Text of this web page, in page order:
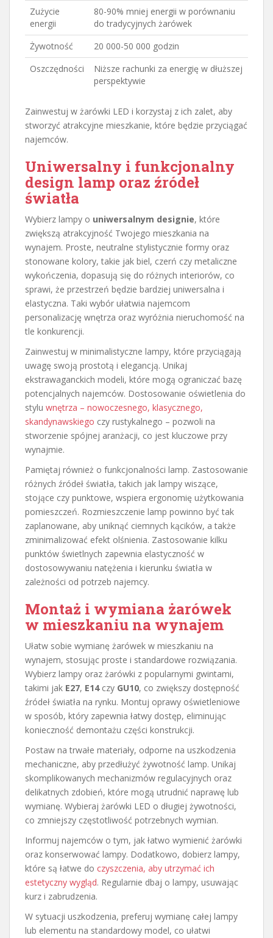
Zużycie
energii
80-90% mniej energii w porównaniu
do tradycyjnych żarówek
Żywotność
20 000-50 000 godzin
Oszczędności
Niższe rachunki za energię w dłuższej
perspektywie
Zainwestuj w żarówki LED i korzystaj z ich zalet, aby
stworzyć atrakcyjne mieszkanie, które będzie przyciągać
najemców.
Uniwersalny i funkcjonalny
design lamp oraz źródeł
światła
Wybierz lampy o uniwersalnym designie, które
zwiększą atrakcyjność Twojego mieszkania na
wynajem. Proste, neutralne stylistycznie formy oraz
stonowane kolory, takie jak biel, czerń czy metaliczne
wykończenia, dopasują się do różnych interiorów, co
sprawi, że przestrzeń będzie bardziej uniwersalna i
elastyczna. Taki wybór ułatwia najemcom
personalizację wnętrza oraz wyróżnia nieruchomość na
tle konkurencji.
Zainwestuj w minimalistyczne lampy, które przyciągają
uwagę swoją prostotą i elegancją. Unikaj
ekstrawaganckich modeli, które mogą ograniczać bazę
potencjalnych najemców. Dostosowanie oświetlenia do
stylu wnętrza – nowoczesnego, klasycznego,
skandynawskiego czy rustykalnego – pozwoli na
stworzenie spójnej aranżacji, co jest kluczowe przy
wynajmie.
Pamiętaj również o funkcjonalności lamp. Zastosowanie
różnych źródeł światła, takich jak lampy wiszące,
stojące czy punktowe, wspiera ergonomię użytkowania
pomieszczeń. Rozmieszczenie lamp powinno być tak
zaplanowane, aby uniknąć ciemnych kącików, a także
zminimalizować efekt olśnienia. Zastosowanie kilku
punktów świetlnych zapewnia elastyczność w
dostosowywaniu natężenia i kierunku światła w
zależności od potrzeb najemcy.
Montaż i wymiana żarówek
w mieszkaniu na wynajem
Ułatw sobie wymianę żarówek w mieszkaniu na
wynajem, stosując proste i standardowe rozwiązania.
Wybierz lampy oraz żarówki z popularnymi gwintami,
takimi jak E27, E14czy GU10, co zwiększy dostępność
źródeł światła na rynku. Montuj oprawy oświetleniowe
w sposób, który zapewnia łatwy dostęp, eliminując
konieczność demontażu części konstrukcji.
Postaw na trwałe materiały, odporne na uszkodzenia
mechaniczne, aby przedłużyć żywotność lamp. Unikaj
skomplikowanych mechanizmów regulacyjnych oraz
delikatnych zdobień, które mogą utrudnić naprawę lub
wymianę. Wybieraj żarówki LED o długiej żywotności,
co zmniejszy częstotliwość potrzebnych wymian.
Informuj najemców o tym, jak łatwo wymienić żarówki
oraz konserwować lampy. Dodatkowo, dobierz lampy,
które są łatwe do czyszczenia, aby utrzymać ich
estetyczny wygląd. Regularnie dbaj o lampy, usuwając
kurz i zabrudzenia.
W sytuacji uszkodzenia, preferuj wymianę całej lampy
lub elementu na standardowy model, co ułatwi